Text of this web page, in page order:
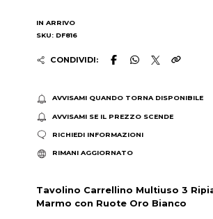
IN ARRIVO
SKU: DF816
CONDIVIDI:
AVVISAMI QUANDO TORNA DISPONIBILE
AVVISAMI SE IL PREZZO SCENDE
RICHIEDI INFORMAZIONI
RIMANI AGGIORNATO
Tavolino Carrellino Multiuso 3
Marmo con Ruote Oro Bianco